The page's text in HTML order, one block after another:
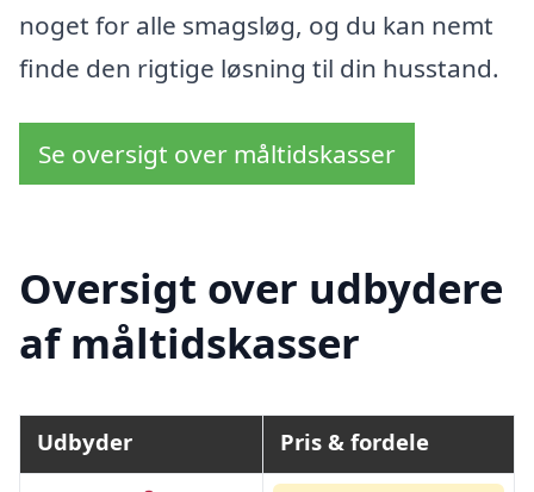
noget for alle smagsløg, og du kan nemt
finde den rigtige løsning til din husstand.
Se oversigt over måltidskasser
Oversigt over udbydere
af måltidskasser
Udbyder Pris & fordele